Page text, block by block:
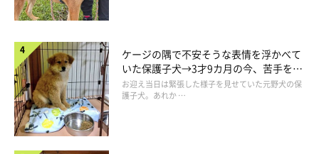
あ、特等席でラクチンのちゃろみちゃん(*^^*)
ケージの隅で不安そうな表情を浮かべて
いた保護子犬→3才9カ月の今、苦手を克
服し頼もしいコに成長！
お迎え当日は緊張した様子を見せていた元野犬の保
護子犬。あれか …